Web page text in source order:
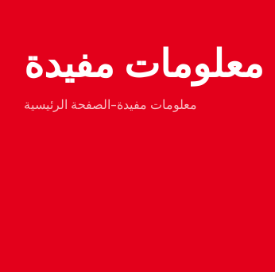
معلومات مفيدة
الصفحة الرئيسية -معلومات مفيدة